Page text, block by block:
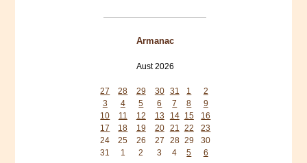
Armanac
Aust 2026
27
28 29 30 31 1
2
3
4 5 6 7 8
9
10
11 12 13 14 15
16
17
18 19 20 21 22
23
24
25 26 27 28 29
30
31
1 2 3 4 5 6